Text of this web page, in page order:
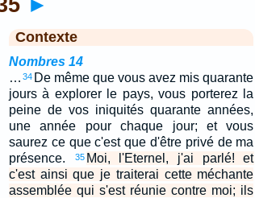
Contexte
Nombres 14
… 34 De même que vous avez mis quarante
jours à explorer le pays, vous porterez la
peine de vos iniquités quarante années,
une année pour chaque jour; et vous
saurez ce que c'est que d'être privé de ma
présence.
35 Moi, l'Eternel, j'ai parlé! et
c'est ainsi que je traiterai cette méchante
assemblée qui s'est réunie contre moi; ils